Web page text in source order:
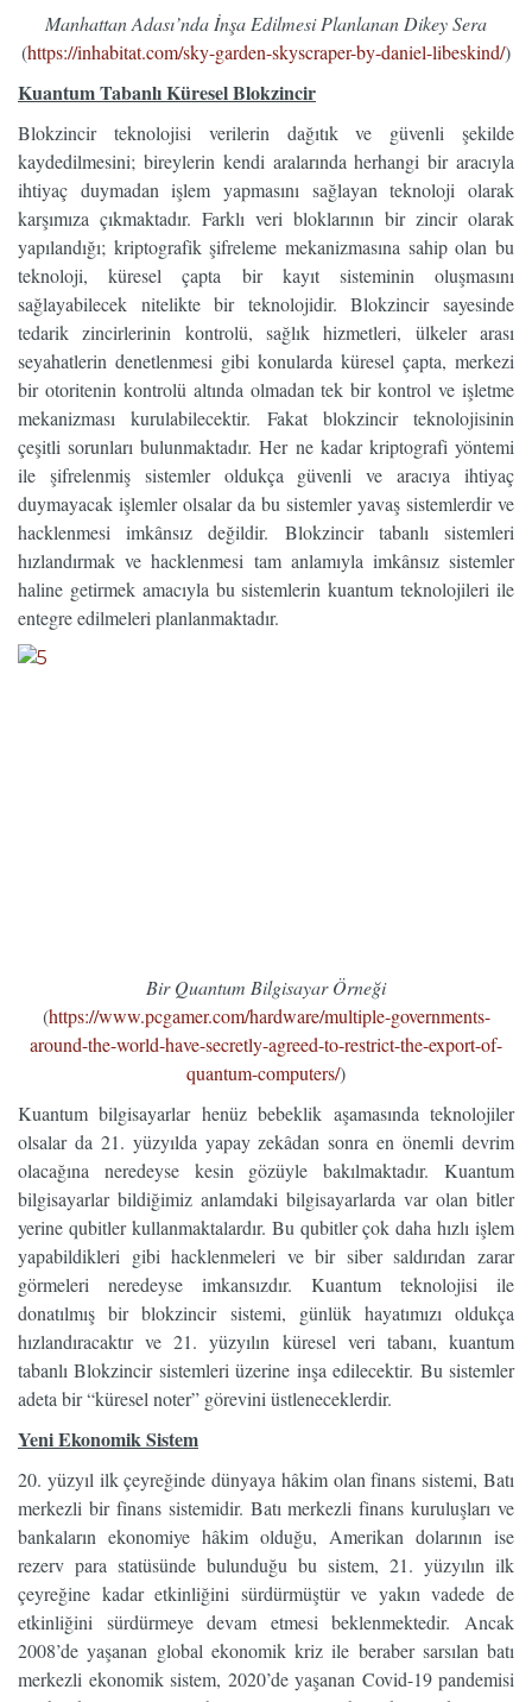
Manhattan Adası’nda İnşa Edilmesi Planlanan Dikey Sera
(https://inhabitat.com/sky-garden-skyscraper-by-daniel-libeskind/)
Kuantum Tabanlı Küresel Blokzincir
Blokzincir teknolojisi verilerin dağıtık ve güvenli şekilde
kaydedilmesini; bireylerin kendi aralarında herhangi bir aracıyla
ihtiyaç duymadan işlem yapmasını sağlayan teknoloji olarak
karşımıza çıkmaktadır. Farklı veri bloklarının bir zincir olarak
yapılandığı; kriptografik şifreleme mekanizmasına sahip olan bu
teknoloji, küresel çapta bir kayıt sisteminin oluşmasını
sağlayabilecek nitelikte bir teknolojidir. Blokzincir sayesinde
tedarik zincirlerinin kontrolü, sağlık hizmetleri, ülkeler arası
seyahatlerin denetlenmesi gibi konularda küresel çapta, merkezi
bir otoritenin kontrolü altında olmadan tek bir kontrol ve işletme
mekanizması kurulabilecektir. Fakat blokzincir teknolojisinin
çeşitli sorunları bulunmaktadır. Her ne kadar kriptografi yöntemi
ile şifrelenmiş sistemler oldukça güvenli ve aracıya ihtiyaç
duymayacak işlemler olsalar da bu sistemler yavaş sistemlerdir ve
hacklenmesi imkânsız değildir. Blokzincir tabanlı sistemleri
hızlandırmak ve hacklenmesi tam anlamıyla imkânsız sistemler
haline getirmek amacıyla bu sistemlerin kuantum teknolojileri ile
entegre edilmeleri planlanmaktadır.
Bir Quantum Bilgisayar Örneği
(https://www.pcgamer.com/hardware/multiple-governments-
around-the-world-have-secretly-agreed-to-restrict-the-export-of-
quantum-computers/)
Kuantum bilgisayarlar henüz bebeklik aşamasında teknolojiler
olsalar da 21. yüzyılda yapay zekâdan sonra en önemli devrim
olacağına neredeyse kesin gözüyle bakılmaktadır. Kuantum
bilgisayarlar bildiğimiz anlamdaki bilgisayarlarda var olan bitler
yerine qubitler kullanmaktalardır. Bu qubitler çok daha hızlı işlem
yapabildikleri gibi hacklenmeleri ve bir siber saldırıdan zarar
görmeleri neredeyse imkansızdır. Kuantum teknolojisi ile
donatılmış bir blokzincir sistemi, günlük hayatımızı oldukça
hızlandıracaktır ve 21. yüzyılın küresel veri tabanı, kuantum
tabanlı Blokzincir sistemleri üzerine inşa edilecektir. Bu sistemler
adeta bir “küresel noter” görevini üstleneceklerdir.
Yeni Ekonomik Sistem
20. yüzyıl ilk çeyreğinde dünyaya hâkim olan finans sistemi, Batı
merkezli bir finans sistemidir. Batı merkezli finans kuruluşları ve
bankaların ekonomiye hâkim olduğu, Amerikan dolarının ise
rezerv para statüsünde bulunduğu bu sistem, 21. yüzyılın ilk
çeyreğine kadar etkinliğini sürdürmüştür ve yakın vadede de
etkinliğini sürdürmeye devam etmesi beklenmektedir. Ancak
2008’de yaşanan global ekonomik kriz ile beraber sarsılan batı
merkezli ekonomik sistem, 2020’de yaşanan Covid-19 pandemisi